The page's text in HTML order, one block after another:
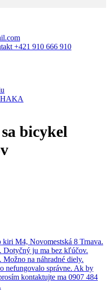
+421 910 666 910
HAKA
bicykel
M4, Novomestská 8 Trnava.
Dotyčný ju ma bez kľúčov.
na náhradné diely.
nefungovalo správne. Ak by
kontaktujte ma 0907 484